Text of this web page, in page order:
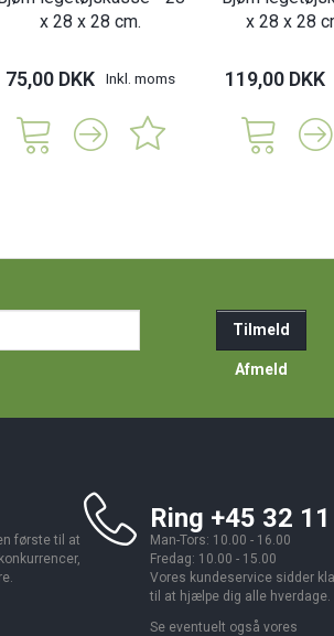
x 28 x 28 cm.
75,00 DKK Inkl. moms
x 28 x 28
119,00 DKK
Tilmeld
Afmeld
første til at
Ring +45 32
Man-Tors: 10.00 - 16.00
Fredag: 10.00 - 15.00
Vores kundeservice sidder
til at hjælpe dig alle hverdage.
Se eventuelt også vores